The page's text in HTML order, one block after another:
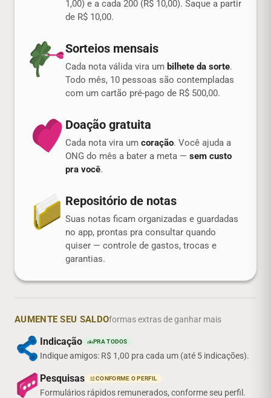
1,00) e a cada 200 (R$ 10,00). Saque a partir
de R$ 10,00.
Sorteios mensais
Cada nota válida vira um bilhete da sorte.
Todo mês, 10 pessoas são contempladas
com um cartão pré-pago de R$ 500,00.
Doação gratuita
Cada nota vira um coração. Você ajuda a
ONG do mês a bater a meta — sem custo
pra você.
Repositório de notas
Suas notas ficam organizadas e guardadas
no app, prontas pra consultar quando
quiser — controle de gastos, trocas e
garantias.
AUMENTE SEU SALDOformas extras de ganhar mais
Indicação groupsPRA TODOS
Indique amigos: R$ 1,00 pra cada um (até 5 indicações).
Pesquisas tuneCONFORME O PERFIL
Formulários rápidos remunerados, conforme seu perfil.